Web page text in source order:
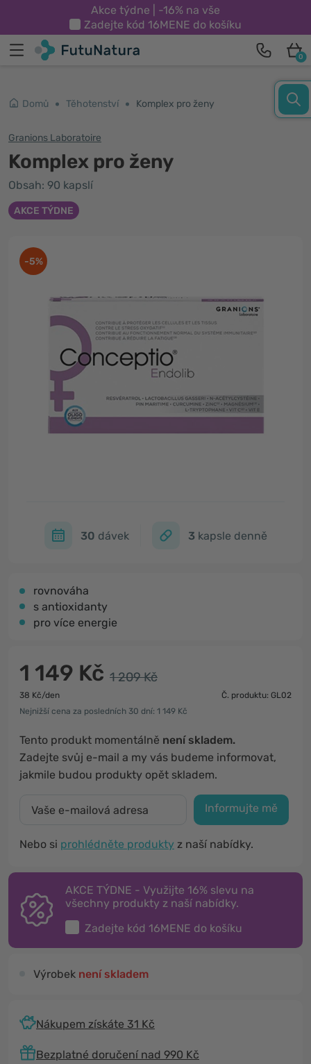
Akce týdne | -16% na vše
Zadejte kód 16MENE do košíku
0
Domů Těhotenství Komplex pro ženy
Granions Laboratoire
Komplex pro ženy
Obsah: 90 kapslí
AKCE TÝDNE
-5%
30 dávek 3kapsle denně
rovnováha
s antioxidanty
pro více energie
1 149 Kč 1 209 Kč
38 Kč/den
Č. produktu: GL02
Nejnižší cena za posledních 30 dní: 1 149 Kč
Tento produkt momentálně není skladem.
Zadejte svůj e-mail a my vás budeme informovat,
jakmile budou produkty opět skladem.
Informujte mě
Nebo si prohlédněte produkty z naší nabídky.
AKCE TÝDNE - Využijte 16% slevu na
všechny produkty z naší nabídky.
Zadejte kód 16MENE do košíku
Výrobek není skladem
Nákupem získáte 31 Kč
Bezplatné doručení nad 990 Kč